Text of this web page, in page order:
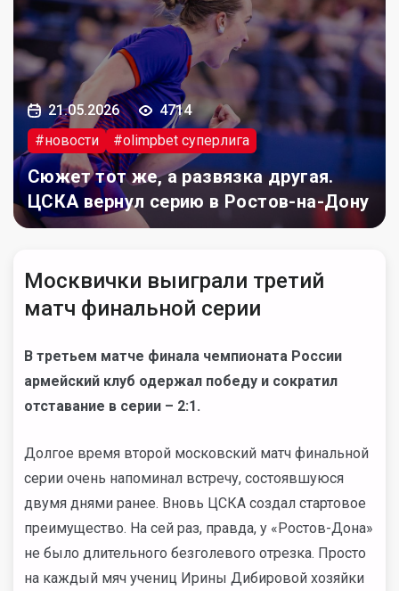
21.05.2026
4714
#новости
#olimpbet суперлига
Сюжет тот же, а развязка другая.
ЦСКА вернул серию в Ростов-на-Дону
Москвички выиграли третий
матч финальной серии
В третьем матче финала чемпионата России
армейский клуб одержал победу и сократил
отставание в серии – 2:1.
Долгое время второй московский матч финальной
серии очень напоминал встречу, состоявшуюся
двумя днями ранее. Вновь ЦСКА создал стартовое
преимущество. На сей раз, правда, у «Ростов-Дона»
не было длительного безголевого отрезка. Просто
на каждый мяч учениц Ирины Дибировой хозяйки